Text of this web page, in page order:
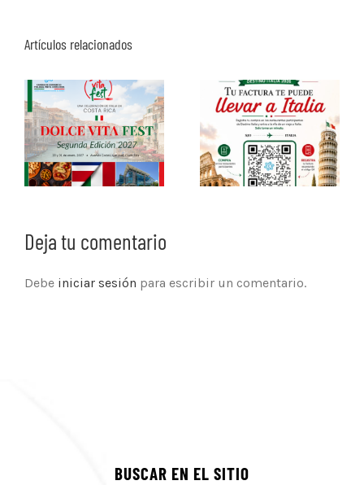
Artículos relacionados
Deja tu comentario
Debe iniciar sesión para escribir un comentario.
BUSCAR EN EL SITIO